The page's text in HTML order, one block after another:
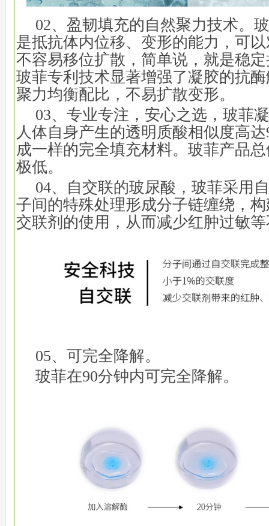
02、盈韧填充的自然聚力技术。
是抵抗体内位移、变形的能力，可
不容易移位扩散，简单说，就是稳
玻菲专利技术显著增强了凝胶的抗
聚力均衡配比，不易扩散变形。
03、专业专注，安心之选，玻菲
人体自身产生的透明质酸相似度高
成一样的完全填充材料。玻菲产品
极低。
04、自交联的玻尿酸，玻菲采用
子间的特殊处理形成分子链缠绕，
交联剂的使用，从而减少红肿过敏
05、可完全降解。
玻菲在90分钟内可完全降解。